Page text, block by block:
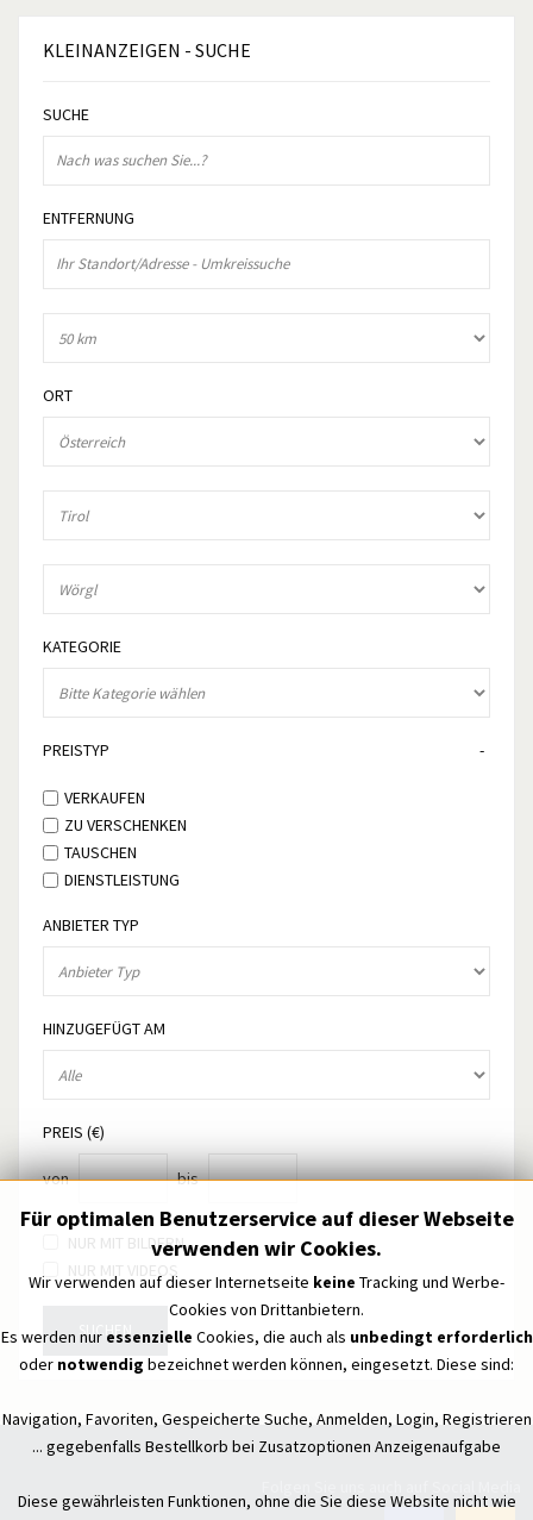
KLEINANZEIGEN - SUCHE
SUCHE
ENTFERNUNG
ORT
KATEGORIE
PREISTYP
VERKAUFEN
ZU VERSCHENKEN
TAUSCHEN
DIENSTLEISTUNG
ANBIETER TYP
HINZUGEFÜGT AM
PREIS (€)
von bis
NUR MIT BILDERN
NUR MIT VIDEOS
SUCHEN
Für optimalen Benutzerservice auf dieser Webseite
verwenden wir Cookies.
Wir verwenden auf dieser Internetseite keine Tracking und Werbe-
Cookies von Drittanbietern.
Es werden nur essenzielle Cookies, die auch als unbedingt erforderlich
oder notwendig bezeichnet werden können, eingesetzt. Diese sind:
Navigation, Favoriten, Gespeicherte Suche, Anmelden, Login, Registrieren
... gegebenfalls Bestellkorb bei Zusatzoptionen Anzeigenaufgabe
Diese gewährleisten Funktionen, ohne die Sie diese Website nicht wie